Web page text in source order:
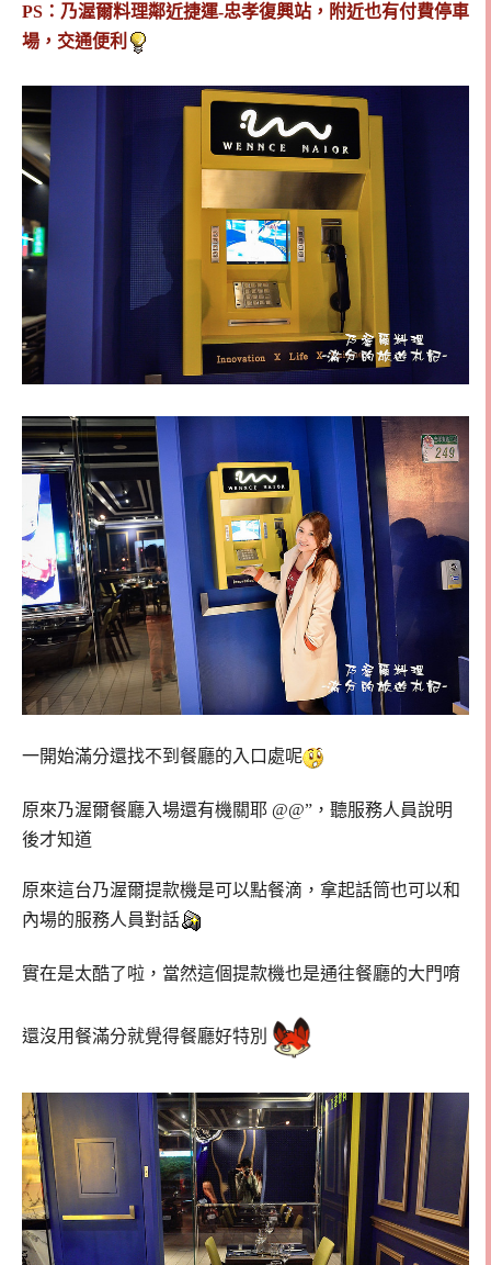
PS：乃渥爾料理鄰近捷運-忠孝復興站，附近也有付費停車
場，交通便利
一開始滿分還找不到餐廳的入口處呢
原來乃渥爾餐廳入場還有機關耶 @@”，聽服務人員說明
後才知道
原來這台乃渥爾提款機是可以點餐滴，拿起話筒也可以和
內場的服務人員對話
實在是太酷了啦，當然這個提款機也是通往餐廳的大門唷
還沒用餐滿分就覺得餐廳好特別